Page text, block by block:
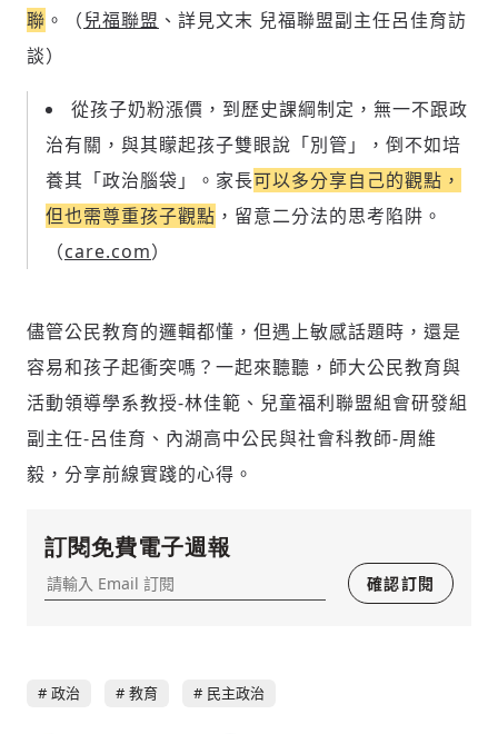
掌握國際政經脈動
再想一下 確定購買
聯 。（兒福聯盟 、詳見文末 兒福聯盟副主任呂佳育訪
談）
從孩子奶粉漲價，到歷史課綱制定，無一不跟政
治有關，與其矇起孩子雙眼說「別管」，倒不如培
養其「政治腦袋」。家長可以多分享自己的觀點，
但也需尊重孩子觀點 ，留意二分法的思考陷阱。
（care.com）
儘管公民教育的邏輯都懂，但遇上敏感話題時，還是
容易和孩子起衝突嗎？一起來聽聽，師大公民教育與
活動領導學系教授-林佳範、兒童福利聯盟組會研發組
副主任-呂佳育、內湖高中公民與社會科教師-周維
毅，分享前線實踐的心得。
訂閱免費電子週報
確認訂閱
政治 教育 民主政治
留言文字開放引用
存為草稿 提交
規則說明
立即成為付費會員